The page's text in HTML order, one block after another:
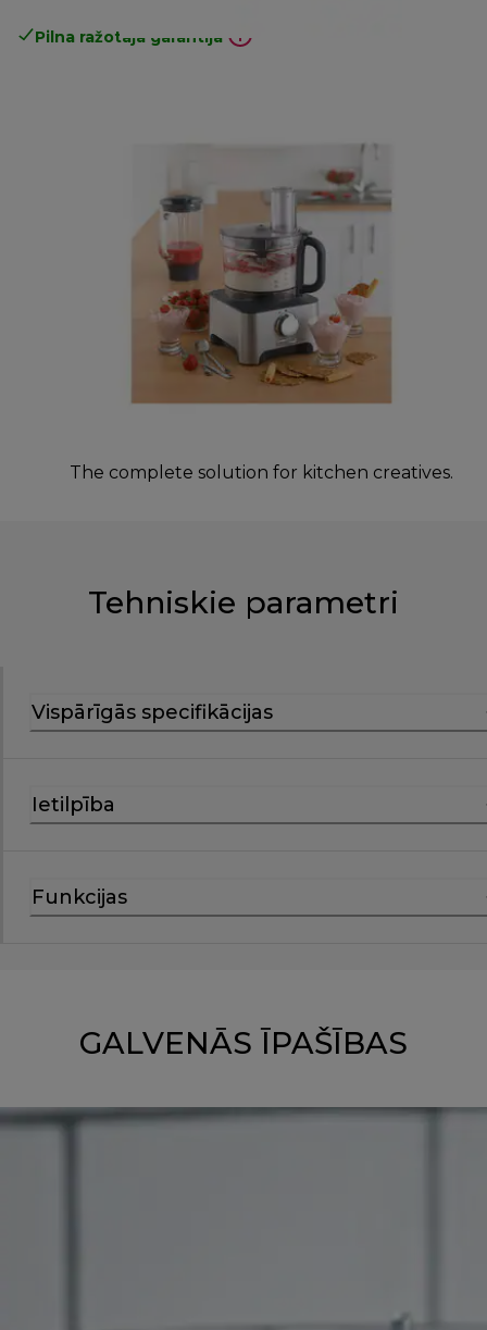
Pilna ražotāja garantija
The complete solution for kitchen creatives.
Tehniskie parametri
Vispārīgās specifikācijas
Ietilpība
Funkcijas
GALVENĀS ĪPAŠĪBAS